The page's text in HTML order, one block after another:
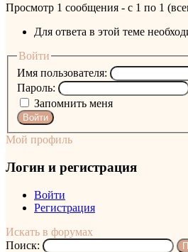
Просмотр 1 сообщения - с 1 по 1
Для ответа в этой теме
Войти
Имя пользователя:
Пароль:
Запомнить меня
Войти
Мой профиль
Логин и регистрация
Войти
Регистрация
Искать в форумах
Поиск: